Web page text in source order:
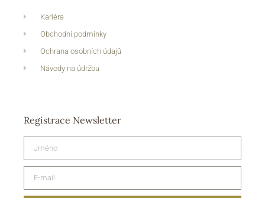
Kariéra
Obchodní podmínky
Ochrana osobních údajů
Návody na údržbu
Registrace Newsletter